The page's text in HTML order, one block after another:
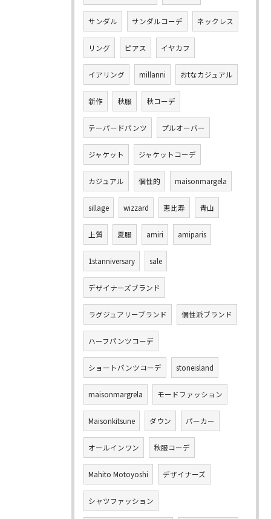
サンダル サンダルコーデ ネックレス
リング ピアス イヤカフ
イアリング millanni おtなカジュアル
新作 秋服 秋コーデ
テーパードパンツ プルオーバー
ジャケット ジャケットコーデ
カジュアル 個性的 maisonmargela
sillage wizzard 恵比寿 青山
上質 夏服 amiri amiparis
1stanniversary sale
デザイナーズブランド
ラグジュアリーブランド 個性派ブランド
ハーフパンツコーデ
ショートパンツコーデ stoneisland
maisonmargrela モードファッション
Maisonkitsune ダウン パーカー
オールインワン 秋服コーデ
Mahito Motoyoshi デザイナーズ
シャツファッション